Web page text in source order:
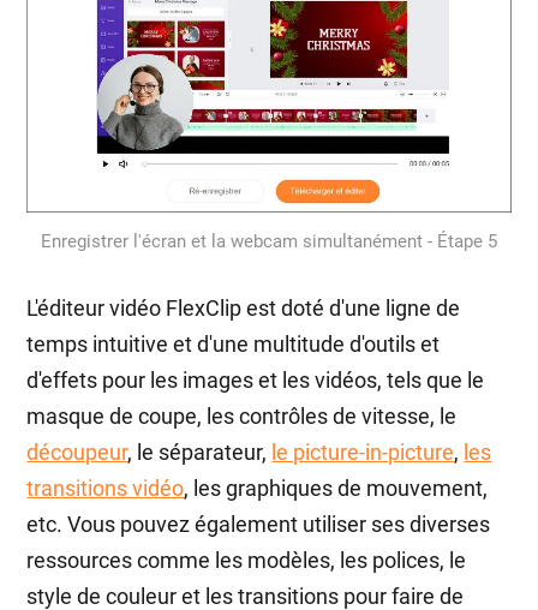
Enregistrer l'écran et la webcam simultanément - Étape 5
L'éditeur vidéo FlexClip est doté d'une ligne de
temps intuitive et d'une multitude d'outils et
d'effets pour les images et les vidéos, tels que le
masque de coupe, les contrôles de vitesse, le
découpeur, le séparateur, le picture-in-picture, les
transitions vidéo, les graphiques de mouvement,
etc. Vous pouvez également utiliser ses diverses
ressources comme les modèles, les polices, le
style de couleur et les transitions pour faire de